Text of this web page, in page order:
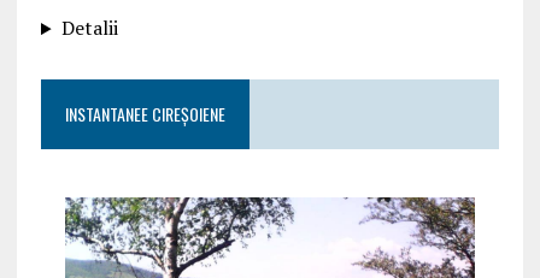
Detalii
INSTANTANEE CIREȘOIENE